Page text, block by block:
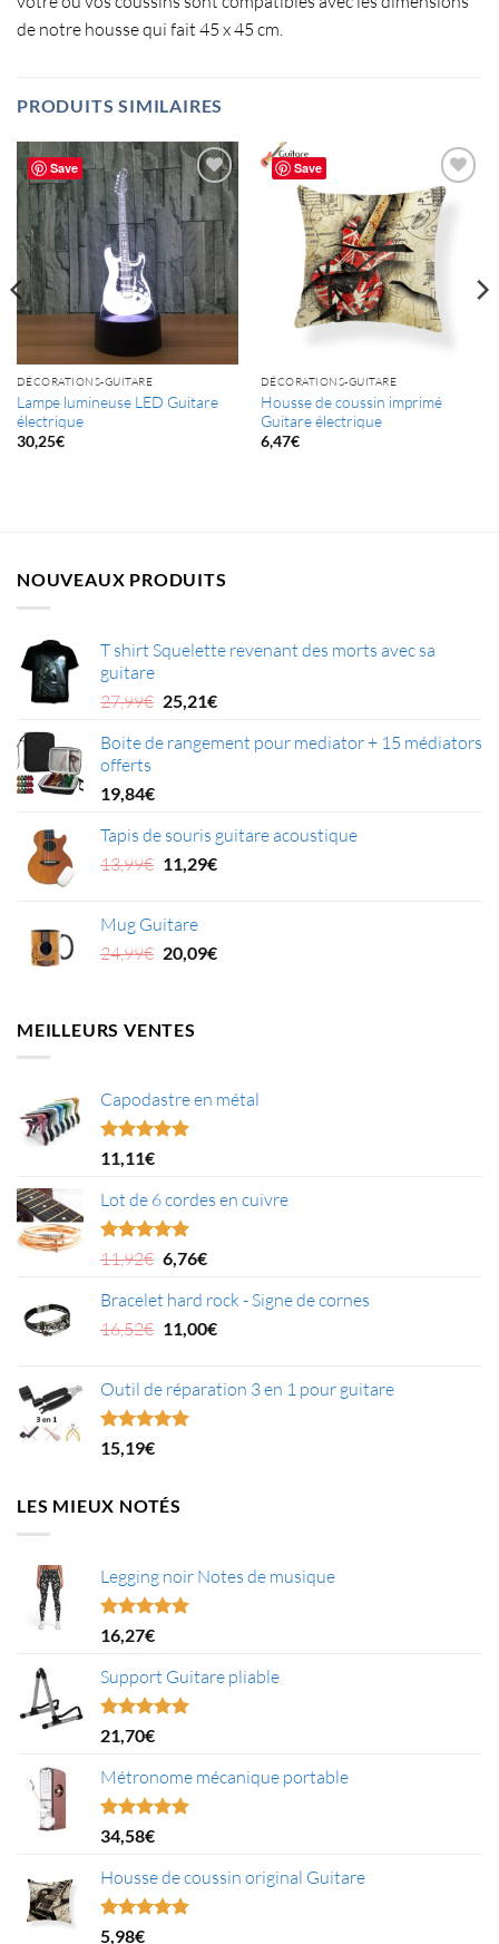
de notre housse qui fait 45 x 45 cm.
PRODUITS SIMILAIRES
Save
DÉCORATIONS-GUITARE
Lampe lumineuse LED Guitare
électrique
30,25€
Save
DÉCORATIONS-GUITARE
Housse de coussin imprimé
Guitare électrique
6,47€
NOUVEAUX PRODUITS
T shirt Squelette revenant des morts avec sa
guitare
27,99€ Le
initial
25,21€Le
actuel
Boite de rangement pour mediator + 15 médiators
offerts
19,84€
Tapis de souris guitare acoustique
13,99€ Le
était :
13,99€.
11,29€Le
11,29€.
Mug Guitare
24,99€ Le
était :
24,99€.
20,09€Le
MEILLEURS VENTES
Capodastre en métal
Note4.95
sur 5
11,11€
Lot de 6 cordes en cuivre
Note5.00
sur 5
11,92€ Le
initial
était :
6,76€Le
actuel
est :
Bracelet hard rock - Signe de cornes
16,52€ Le
était :
16,52€.
11,00€Le
est :
Outil de réparation 3 en 1 pour guitare
Note5.00
sur 5
15,19€
LES MIEUX NOTÉS
Legging noir Notes de musique
Note5.00
sur 5
16,27€
Support Guitare pliable
Note5.00
sur 5
21,70€
Métronome mécanique portable
Note5.00
sur 5
34,58€
Housse de coussin original Guitare
Note5.00
5,98€